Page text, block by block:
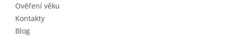
Ověření věku
Kontakty
Blog